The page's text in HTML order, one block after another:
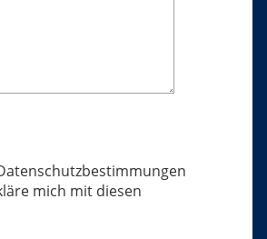
mich mit diesen